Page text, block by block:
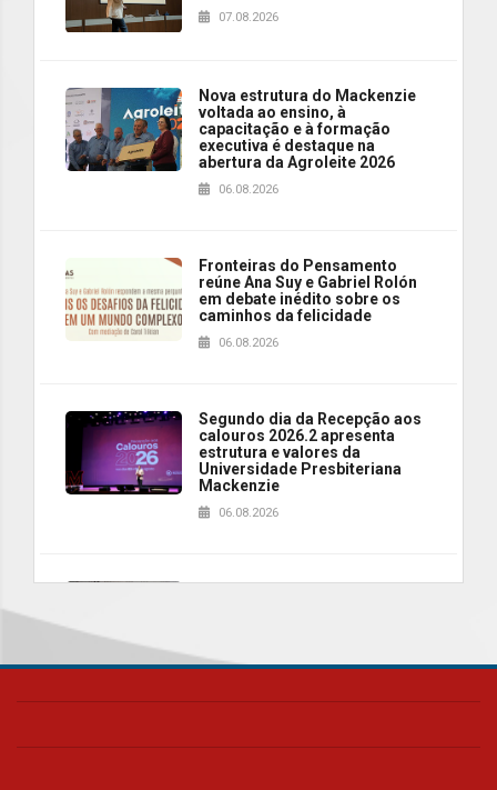
07.08.2026
Nova estrutura do Mackenzie
voltada ao ensino, à
capacitação e à formação
executiva é destaque na
abertura da Agroleite 2026
06.08.2026
Fronteiras do Pensamento
reúne Ana Suy e Gabriel Rolón
em debate inédito sobre os
caminhos da felicidade
06.08.2026
Segundo dia da Recepção aos
calouros 2026.2 apresenta
estrutura e valores da
Universidade Presbiteriana
Mackenzie
06.08.2026
Nova apresentação do Centro
realizará nova edição da Feira